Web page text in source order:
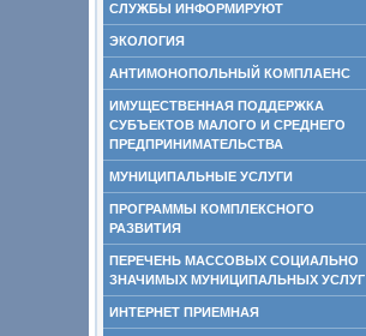
СЛУЖБЫ ИНФОРМИРУЮТ
ЭКОЛОГИЯ
АНТИМОНОПОЛЬНЫЙ КОМПЛАЕНС
ИМУЩЕСТВЕННАЯ ПОДДЕРЖКА
СУБЪЕКТОВ МАЛОГО И СРЕДНЕГО
ПРЕДПРИНИМАТЕЛЬСТВА
МУНИЦИПАЛЬНЫЕ УСЛУГИ
ПРОГРАММЫ КОМПЛЕКСНОГО
РАЗВИТИЯ
ПЕРЕЧЕНЬ МАССОВЫХ СОЦИАЛЬНО
ЗНАЧИМЫХ МУНИЦИПАЛЬНЫХ УСЛУГ
ИНТЕРНЕТ ПРИЕМНАЯ